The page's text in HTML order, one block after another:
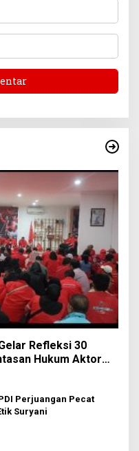
Refleksi 30
Hukum Aktor
Perjuangan Pecat
Suryani